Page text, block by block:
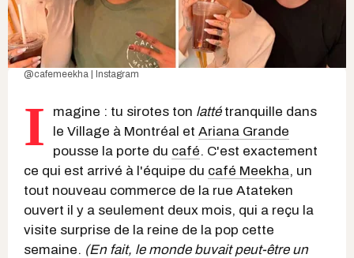
@cafemeekha | Instagram
I magine : tu sirotes ton lattétranquille dans
le Village à Montréal et Ariana Grande
pousse la porte du café. C'est exactement
ce qui est arrivé à l'équipe du café Meekha, un
tout nouveau commerce de la rue Atateken
ouvert il y a seulement deux mois, qui a reçu la
visite surprise de la reine de la pop cette
semaine. (En fait, le monde buvait peut-être un